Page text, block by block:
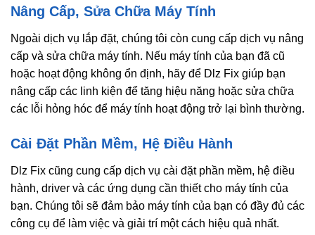
Nâng Cấp, Sửa Chữa Máy Tính
Ngoài dịch vụ lắp đặt, chúng tôi còn cung cấp dịch vụ nâng
cấp và sửa chữa máy tính. Nếu máy tính của bạn đã cũ
hoặc hoạt động không ổn định, hãy để Dlz Fix giúp bạn
nâng cấp các linh kiện để tăng hiệu năng hoặc sửa chữa
các lỗi hỏng hóc để máy tính hoạt động trở lại bình thường.
Cài Đặt Phần Mềm, Hệ Điều Hành
Dlz Fix cũng cung cấp dịch vụ cài đặt phần mềm, hệ điều
hành, driver và các ứng dụng cần thiết cho máy tính của
bạn. Chúng tôi sẽ đảm bảo máy tính của bạn có đầy đủ các
công cụ để làm việc và giải trí một cách hiệu quả nhất.